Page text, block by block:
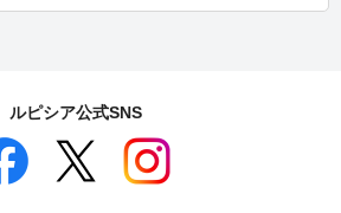
ルピシア公式SNS